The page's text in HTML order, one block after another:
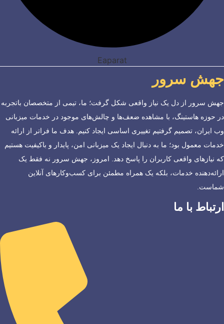
Eaparat
جهش سرور
جهش سرور از دل یک نیاز واقعی شکل گرفت؛ ما، تیمی از متخصصان باتجربه
در حوزه هاستینگ، با مشاهده ضعف‌ها و چالش‌های موجود در خدمات میزبانی
وب ایران، تصمیم گرفتیم تغییری اساسی ایجاد کنیم. هدف ما فراتر از ارائه
خدمات معمول بود؛ ما به دنبال ایجاد یک میزبانی امن، پایدار و باکیفیت هستیم
که نیازهای واقعی کاربران را پاسخ دهد. امروز، جهش سرور نه فقط یک
ارائه‌دهنده خدمات، بلکه یک همراه مطمئن برای کسب‌وکارهای آنلاین
شماست.
ارتباط با ما